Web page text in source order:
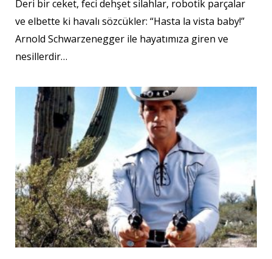
Deri bir ceket, feci dehşet silahlar, robotik parçalar
ve elbette ki havalı sözcükler: “Hasta la vista baby!”
Arnold Schwarzenegger ile hayatımıza giren ve
nesillerdir…